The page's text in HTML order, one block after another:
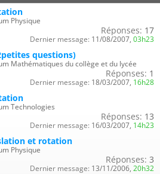
Physique
Réponses: 17
Dernier message: 11/08/2007, 03h23
questions)
Mathématiques du collège et du lycée
Réponses: 1
Dernier message: 18/03/2007, 16h28
Technologies
Réponses: 13
Dernier message: 16/03/2007, 14h23
et rotation
Physique
Réponses: 3
Dernier message: 13/11/2006, 20h32